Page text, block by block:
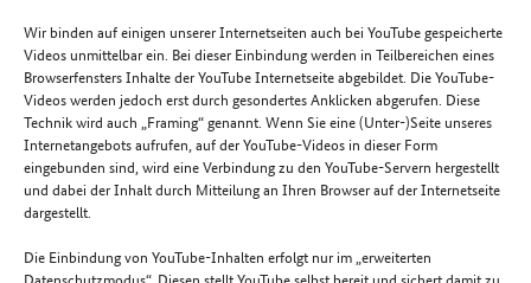
Wir binden auf einigen unserer Internetseiten auch bei YouTube gespeicherte
Videos unmittelbar ein. Bei dieser Einbindung werden in Teilbereichen eines
Browserfensters Inhalte der YouTube Internetseite abgebildet. Die YouTube-
Videos werden jedoch erst durch gesondertes Anklicken abgerufen. Diese
Technik wird auch „Framing“ genannt. Wenn Sie eine (Unter-)Seite unseres
Internetangebots aufrufen, auf der YouTube-Videos in dieser Form
eingebunden sind, wird eine Verbindung zu den YouTube-Servern hergestellt
und dabei der Inhalt durch Mitteilung an Ihren Browser auf der Internetseite
dargestellt.
Die Einbindung von YouTube-Inhalten erfolgt nur im „erweiterten